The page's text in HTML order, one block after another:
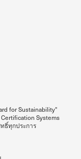
for Sustainability"
Systems
ธิ์ทุกประการ